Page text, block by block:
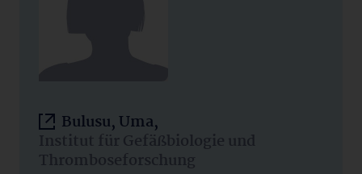
Bulusu, Uma,
Institut für Gefäßbiologie und
Thromboseforschung